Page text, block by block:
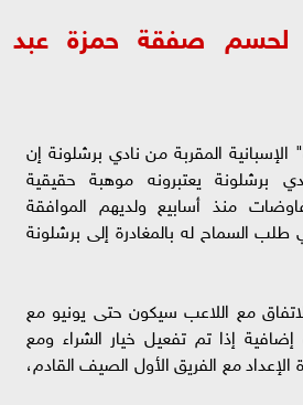
لحسم صفقة حمزة عبد
المقربة من نادي برشلونة إن
برشلونة يعتبرونه موهبة حقيقية
منذ أسابيع ولديهم الموافقة
طلب السماح له بالمغادرة إلى برشلونة
مع اللاعب سيكون حتى يونيو مع
إذا تم تفعيل خيار الشراء ومع
مع الفريق الأول الصيف القادم،